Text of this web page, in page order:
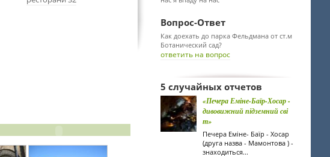
Вопрос-Ответ
Как доехать до парка Фельдмана от ст.м
Ботанический сад?
ответить на вопрос
5 случайных отчетов
«Печера Еміне-Баїр-Хосар -
дивовижний підземний сві
т»
Печера Еміне- Баїр - Хосар
(друга назва - Мамонтова ) -
знаходиться...